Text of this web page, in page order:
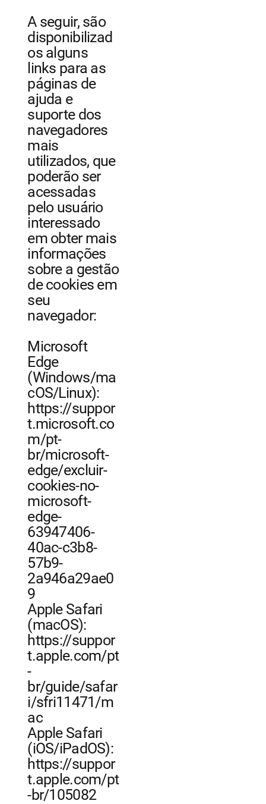
A seguir, são
disponibilizad
os alguns
links para as
páginas de
ajuda e
suporte dos
navegadores
mais
utilizados, que
poderão ser
acessadas
pelo usuário
interessado
em obter mais
informações
sobre a gestão
de cookies em
seu
navegador:
Microsoft
Edge
(Windows/ma
cOS/Linux):
https://suppor
t.microsoft.co
m/pt-
br/microsoft-
edge/excluir-
cookies-no-
microsoft-
edge-
63947406-
40ac-c3b8-
57b9-
2a946a29ae0
9
Apple Safari
(macOS):
https://suppor
t.apple.com/pt
-
br/guide/safar
i/sfri11471/m
ac
Apple Safari
(iOS/iPadOS):
https://suppor
t.apple.com/pt
-br/105082